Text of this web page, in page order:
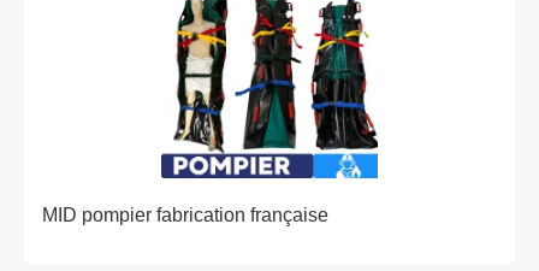
MID pompier fabrication française